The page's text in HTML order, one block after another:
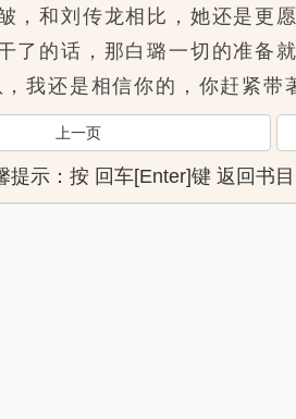
和刘传龙相比，她还是更愿
了的话，那白璐一切的准备
还是相信你的，你赶紧带
上一页
提示：按 回车[Enter]键 返回书